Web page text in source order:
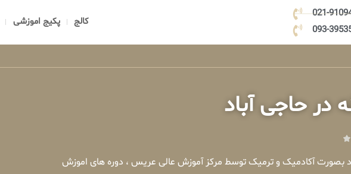
021-
093-
کالج پکیج اموزشی
در حاجی آباد
بصورت آکادمیک و ترمیک توسط مرکز آموزش عالی عریس ، دوره های اموزش